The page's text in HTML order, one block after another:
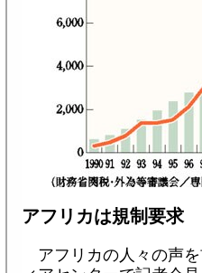
アフリカは規制要求
アフリカの人々の声